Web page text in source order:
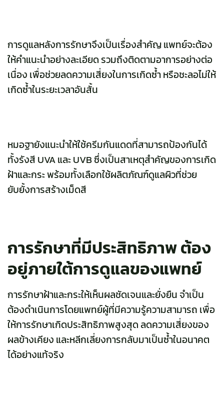
การดูแลหลังการรักษาจึงเป็นเรื่องสำคัญ แพทย์จะต้อง
ให้คำแนะนำอย่างละเอียด รวมถึงติดตามอาการอย่างต่อ
เนื่อง เพื่อช่วยลดความเสี่ยงในการเกิดซ้ำ หรือชะลอไม่ให้
เกิดซ้ำในระยะเวลาอันสั้น
หมอฐายังแนะนำให้ใช้ครีมกันแดดที่สามารถป้องกันได้
ทั้งรังสี UVA และ UVB ซึ่งเป็นสาเหตุสำคัญของการเกิด
ฝ้าและกระ พร้อมทั้งเลือกใช้ผลิตภัณฑ์ดูแลผิวที่ช่วย
ยับยั้งการสร้างเม็ดสี
การรักษาที่มีประสิทธิภาพ ต้อง
อยู่ภายใต้การดูแลของแพทย์
การรักษาฝ้าและกระให้เห็นผลชัดเจนและยั่งยืน จำเป็น
ต้องดำเนินการโดยแพทย์ผู้ที่มีความรู้ความสามารถ เพื่อ
ให้การรักษาเกิดประสิทธิภาพสูงสุด ลดความเสี่ยงของ
ผลข้างเคียง และหลีกเลี่ยงการกลับมาเป็นซ้ำในอนาคต
ได้อย่างแท้จริง